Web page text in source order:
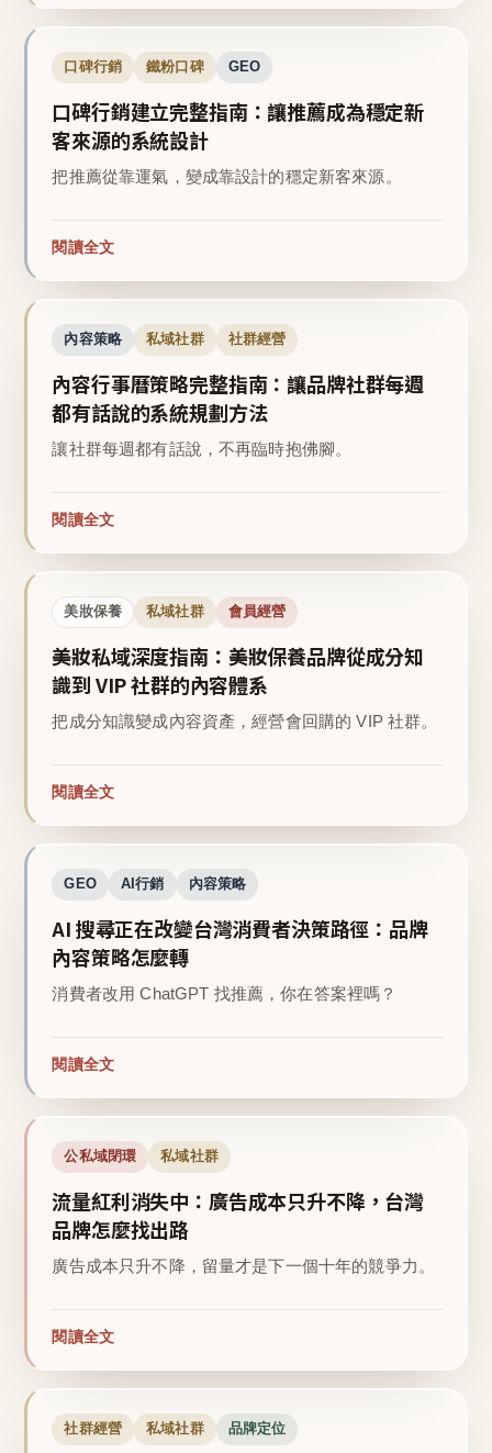
口碑行銷 鐵粉口碑 GEO
口碑行銷建立完整指南：讓推薦成為穩定新
客來源的系統設計
把推薦從靠運氣，變成靠設計的穩定新客來源。
閱讀全文
內容策略 私域社群 社群經營
內容行事曆策略完整指南：讓品牌社群每週
都有話說的系統規劃方法
讓社群每週都有話說，不再臨時抱佛腳。
閱讀全文
美妝保養 私域社群 會員經營
美妝私域深度指南：美妝保養品牌從成分知
識到 VIP 社群的內容體系
把成分知識變成內容資產，經營會回購的 VIP 社群。
閱讀全文
GEO AI行銷 內容策略
AI 搜尋正在改變台灣消費者決策路徑：品牌
內容策略怎麼轉
消費者改用 ChatGPT 找推薦，你在答案裡嗎？
閱讀全文
公私域閉環 私域社群
流量紅利消失中：廣告成本只升不降，台灣
品牌怎麼找出路
廣告成本只升不降，留量才是下一個十年的競爭力。
閱讀全文
社群經營 私域社群 品牌定位